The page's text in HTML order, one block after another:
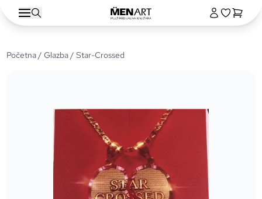
Početna/Glazba/ Star-Crossed